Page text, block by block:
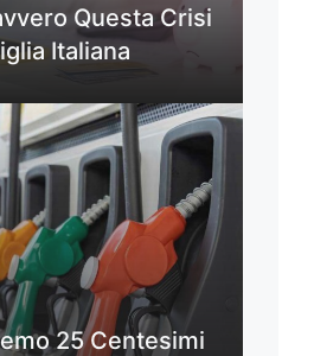
Questa Crisi
Italiana
25 Centesimi